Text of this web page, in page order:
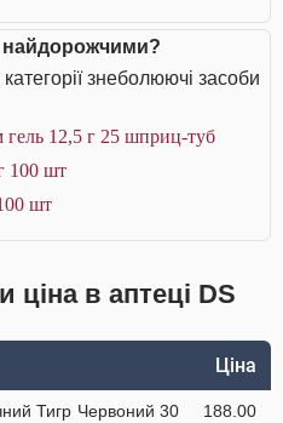
найдорожчими?
знеболюючі засоби
гель 12,5 г 25 шприц-туб
100 шт
шт
в аптеці DS
Ціна
Тигр Червоний 30
188.00